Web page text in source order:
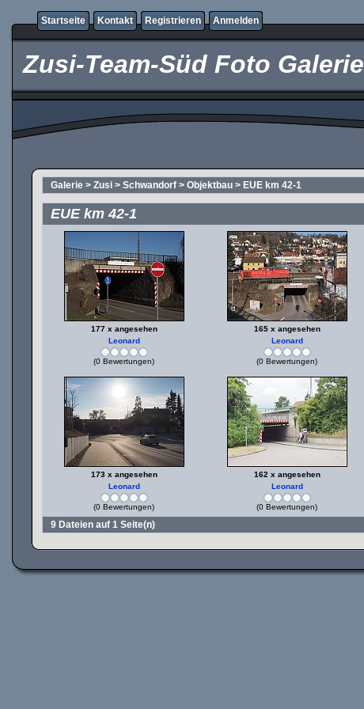
Startseite Kontakt Registrieren Anmelden
Zusi-Team-Süd Foto Galerie
Galerie > Zusi > Schwandorf > Objektbau > EUE km 42-1
EUE km 42-1
177 x angesehen
Leonard
(0 Bewertungen)
165 x angesehen
Leonard
(0 Bewertungen)
173 x angesehen
Leonard
(0 Bewertungen)
162 x angesehen
Leonard
(0 Bewertungen)
9 Dateien auf 1 Seite(n)